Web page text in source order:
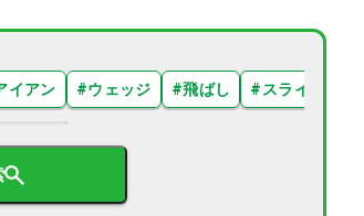
イアン #ウェッジ #飛ばし #スライス